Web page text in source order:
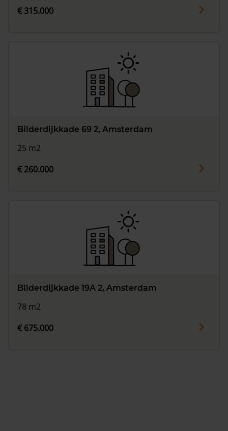
€ 315.000
Bilderdijkkade 69 2, Amsterdam
25 m2
€ 260.000
Bilderdijkkade 19A 2, Amsterdam
78 m2
€ 675.000